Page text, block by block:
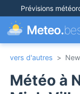
Prévisions
Meteo.
vers d'autres >
Météo à